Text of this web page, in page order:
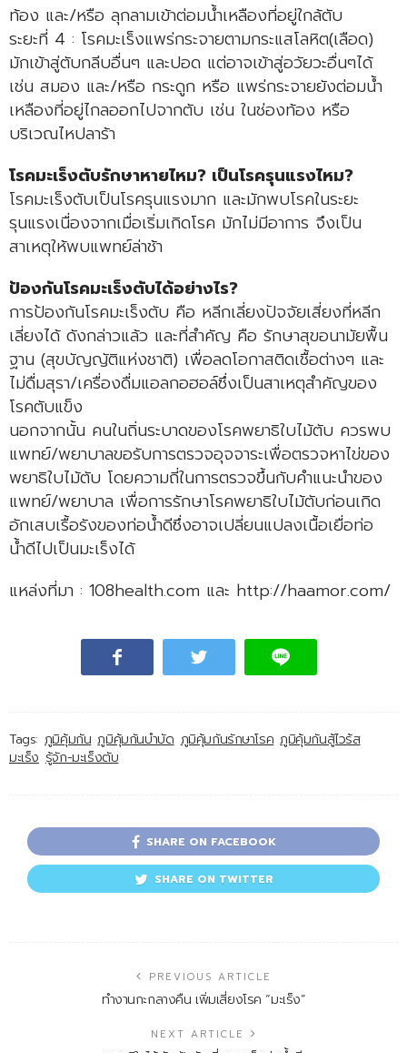
ท้อง และ/หรือ ลุกลามเข้าต่อมน้ำเหลืองที่อยู่ใกล้ตับ
ระยะที่ 4 : โรคมะเร็งแพร่กระจายตามกระแสโลหิต(เลือด)
มักเข้าสู่ตับกลีบอื่นๆ และปอด แต่อาจเข้าสู่อวัยวะอื่นๆได้
เช่น สมอง และ/หรือ กระดูก หรือ แพร่กระจายยังต่อมน้ำ
เหลืองที่อยู่ไกลออกไปจากตับ เช่น ในช่องท้อง หรือ
บริเวณไหปลาร้า
โรคมะเร็งตับรักษาหายไหม? เป็นโรครุนแรงไหม?
โรคมะเร็งตับเป็นโรครุนแรงมาก และมักพบโรคในระยะ
รุนแรงเนื่องจากเมื่อเริ่มเกิดโรค มักไม่มีอาการ จึงเป็น
สาเหตุให้พบแพทย์ล่าช้า
ป้องกันโรคมะเร็งตับได้อย่างไร?
การป้องกันโรคมะเร็งตับ คือ หลีกเลี่ยงปัจจัยเสี่ยงที่หลีก
เลี่ยงได้ ดังกล่าวแล้ว และที่สำคัญ คือ รักษาสุขอนามัยพื้น
ฐาน (สุขบัญญัติแห่งชาติ) เพื่อลดโอกาสติดเชื้อต่างๆ และ
ไม่ดื่มสุรา/เครื่องดื่มแอลกอฮอล์ซึ่งเป็นสาเหตุสำคัญของ
โรคตับแข็ง
นอกจากนั้น คนในถิ่นระบาดของโรคพยาธิใบไม้ตับ ควรพบ
แพทย์/พยาบาลขอรับการตรวจอุจจาระเพื่อตรวจหาไข่ของ
พยาธิใบไม้ตับ โดยความถี่ในการตรวจขึ้นกับคำแนะนำของ
แพทย์/พยาบาล เพื่อการรักษาโรคพยาธิใบไม้ตับก่อนเกิด
อักเสบเรื้อรังของท่อน้ำดีซึ่งอาจเปลี่ยนแปลงเนื้อเยื่อท่อ
น้ำดีไปเป็นมะเร็งได้
แหล่งที่มา : 108health.com และ http://haamor.com/
Tags: ภูมิคุ้มกัน ภูมิคุ้มกันบำบัด ภูมิคุ้มกันรักษาโรค ภูมิคุ้มกันสู้ไวร้ส
มะเร็ง รู้จัก-มะเร็งตับ
SHARE ON FACEBOOK
SHARE ON TWITTER
PREVIOUS ARTICLE
ทำงานกะกลางคืน เพิ่มเสี่ยงโรค “มะเร็ง”
NEXT ARTICLE